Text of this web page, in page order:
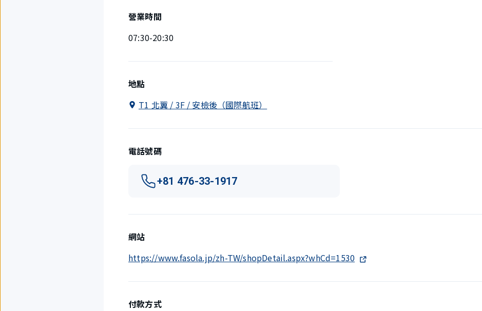
營業時間
07:30-20:30
地點
T1 北翼 / 3F / 安檢後（國際航班）
電話號碼
+81 476-33-1917
網站
https://www.fasola.jp/zh-TW/shopDetail.aspx?whCd=1530
付款方式